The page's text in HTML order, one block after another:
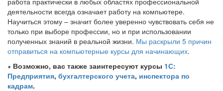
деятельности всегда означает работу на компьютере.
Научиться этому – значит более уверенно чувствовать себя не
только при выборе профессии, но и при использовании
полученных знаний в реальной жизни. Мы раскрыли 5 причин
отправиться на компьютерные курсы для начинающих.
∗ Возможно, вас также заинтересуют курсы 1С:
Предприятия, бухгалтерского учета, инспектора по
кадрам.